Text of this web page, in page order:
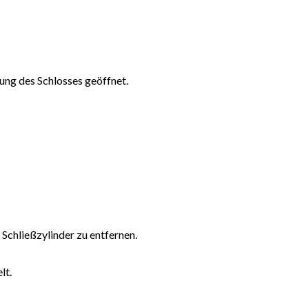
des Schlosses geöffnet.
zu entfernen.